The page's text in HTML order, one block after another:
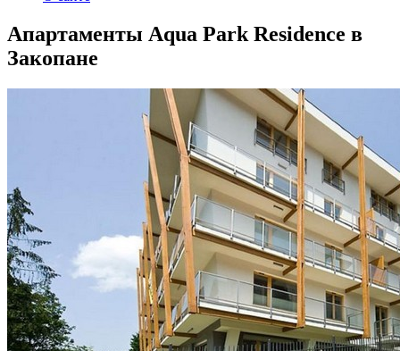
Апартаменты Aqua Park Residence в
Закопане